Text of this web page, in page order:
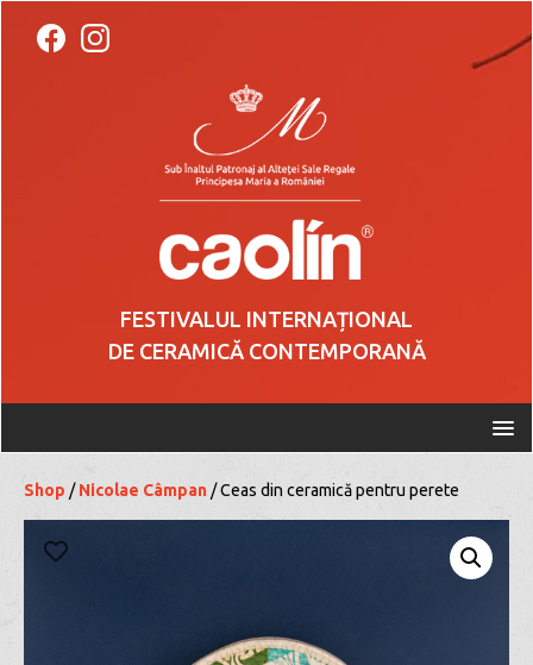
FESTIVALUL INTERNAȚIONAL
DE CERAMICĂ CONTEMPORANĂ
Shop /Nicolae Câmpan / Ceas din ceramică pentru perete